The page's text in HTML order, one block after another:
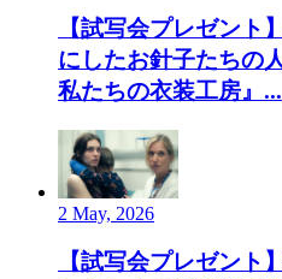
【試写会プレゼント
にしたお針子たちの
私たちの衣装工房』...
2 May, 2026
【試写会プレゼント